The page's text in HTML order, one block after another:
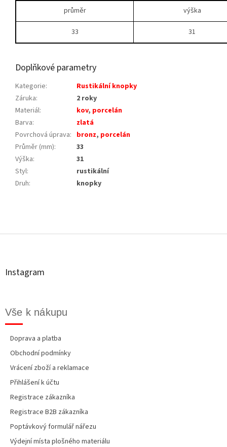
průměr výška
33 31
Doplňkové parametry
Kategorie:
Rustikální knopky
Záruka:
2 roky
Materiál: kov, porcelán
Barva:
zlatá
Povrchová úprava: bronz, porcelán
Průměr (mm):
33
Výška:
31
Styl:
rustikální
Druh: knopky
á
Instagram
Vše k nákupu
Doprava a platba
Obchodní podmínky
Vrácení zboží a reklamace
Přihlášení k účtu
Registrace zákazníka
Registrace B2B zákazníka
Poptávkový formulář nářezu
Výdejní místa plošného materiálu